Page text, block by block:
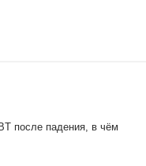
после падения, в чём